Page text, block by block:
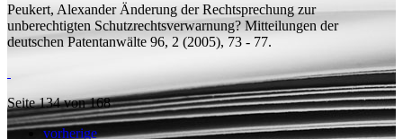
Peukert, Alexander Änderung der Rechtsprechung zur
unberechtigten Schutzrechtsverwarnung? Mitteilungen der
deutschen Patentanwälte 96, 2 (2005), 73 - 77.
Seite 134 von 168
vorherige